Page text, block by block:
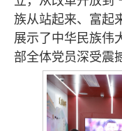
族从站起来、富起
展示了中华民族伟
部全体党员深受震